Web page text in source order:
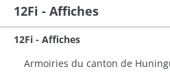
12Fi - Affiches
12Fi - Affiches
Armoiries du canton de